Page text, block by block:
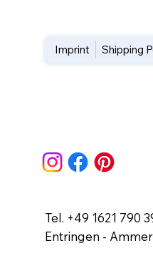
Imprint Shipping
Tel. +49 1621 790
Entringen -